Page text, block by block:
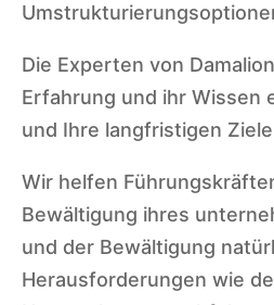
Die Experten von
Erfahrung und ihr Wissen
und Ihre langfristigen
Wir helfen
Bewältigung ihres
und der Bewältigung
Herausforderungen wie